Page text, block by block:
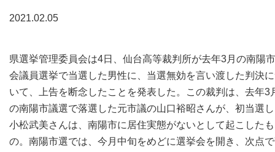
お問い合わせ
お申し込み
〒041-0801
北海道函館市桔梗町379-31
0138-34-2525
営業時間 9:00～18:00
〒950-1189
新潟県新潟市西区山田2310-39
025-210-1200
営業時間 9:00～18:00
2021.02.05
県選挙管理委員会は4日、仙台高等裁判所が去年3月の南陽
会議員選挙で当選した男性に、当選無効を言い渡した判決
いて、上告を断念したことを発表した。この裁判は、去年3
の南陽市議選で落選した元市議の山口裕昭さんが、初当選
小松武美さんは、南陽市に居住実態がないとして起こしたも
の。南陽市選では、今月中旬をめどに選挙会を開き、次点